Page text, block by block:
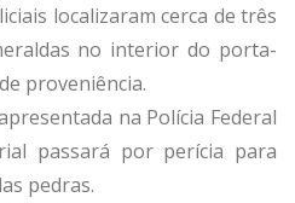
localizaram cerca de três
no interior do porta-
proveniência.
na Polícia Federal
passará por perícia para
pedras.